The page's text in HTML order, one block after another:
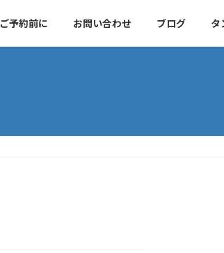
ご予約前に お問い合わせ ブログ タ